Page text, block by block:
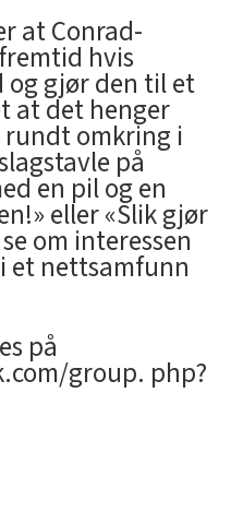
at Conrad-
hvis
og gjør den til et
at det henger
omkring i
på
en pil og en
eller «Slik gjør
om interessen
et nettsamfunn
på
group. php?